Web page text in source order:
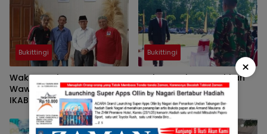
Berbudaya
Bukittingi
Wako Ramlan Dan
Wawako Ibnu Diundang
IKAB Palembang Resmikan
Baitul Maal
Bukittingi
Wako Ramlan Teguhkan
Bela Negara Untuk
Indonesia Maju
×